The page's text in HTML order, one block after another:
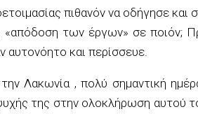
πιθανόν να οδήγησε και
«απόδοση των έργων» σε ποιόν;
αυτονόητο και περίσσευε.
Λακωνία , πολύ σημαντική
της στην ολοκλήρωση αυτού